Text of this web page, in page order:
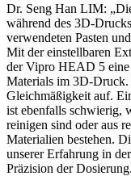
Dr. Seng Han LIM:
während des 3D-
verwendeten Pasten
Mit der einstellbaren
der Vipro HEAD 5 eine
Materials im 3D-Druck.
Gleichmäßigkeit auf.
ist ebenfalls schwierig,
reinigen sind oder aus
Materialien bestehen.
unserer Erfahrung in
Präzision der